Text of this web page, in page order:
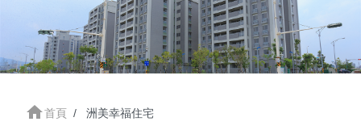
home首頁 洲美幸福住宅